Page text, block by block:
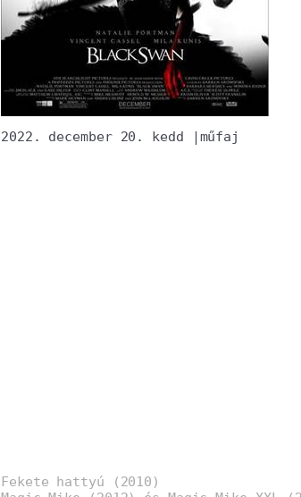
2022. december 20. kedd |műfaj
Fekete hattyú (2010)